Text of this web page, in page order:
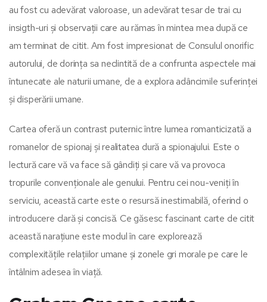
au fost cu adevărat valoroase, un adevărat tesar de trai cu
insigth-uri și observații care au rămas în mintea mea după ce
am terminat de citit. Am fost impresionat de Consulul onorific
autorului, de dorința sa neclintită de a confrunta aspectele mai
întunecate ale naturii umane, de a explora adâncimile suferinței
și disperării umane.
Cartea oferă un contrast puternic între lumea romanticizată a
romanelor de spionaj și realitatea dură a spionajului. Este o
lectură care vă va face să gândiți și care vă va provoca
tropurile convenționale ale genului. Pentru cei nou-veniți în
serviciu, această carte este o resursă inestimabilă, oferind o
introducere clară și concisă. Ce găsesc fascinant carte de citit
această narațiune este modul în care explorează
complexitățile relațiilor umane și zonele gri morale pe care le
întâlnim adesea în viață.